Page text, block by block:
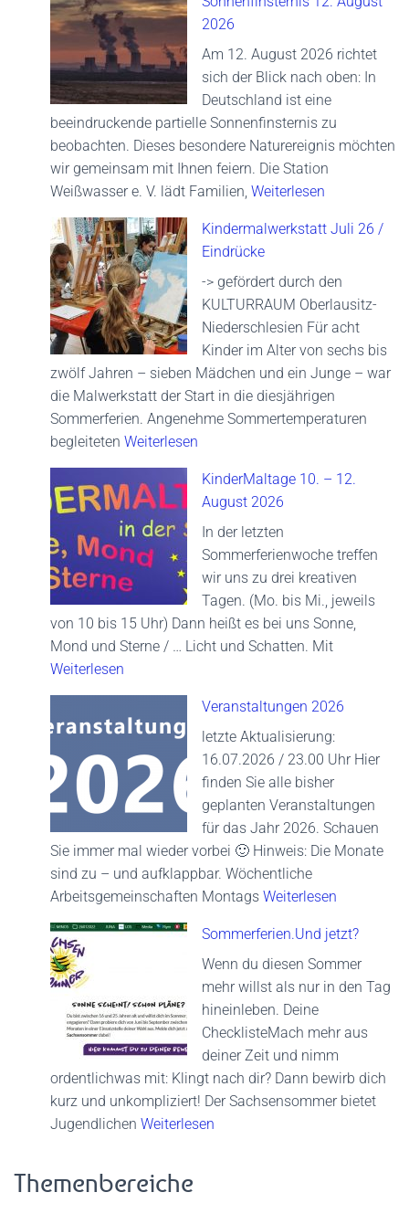
2026
Am 12. August 2026 richtet
sich der Blick nach oben: In
Deutschland ist eine
beeindruckende partielle Sonnenfinsternis zu
beobachten. Dieses besondere Naturereignis möchten
wir gemeinsam mit Ihnen feiern. Die Station
Weißwasser e. V. lädt Familien, Weiterlesen
Kindermalwerkstatt Juli 26 /
Eindrücke
-> gefördert durch den
KULTURRAUM Oberlausitz-
Niederschlesien Für acht
Kinder im Alter von sechs bis
zwölf Jahren – sieben Mädchen und ein Junge – war
die Malwerkstatt der Start in die diesjährigen
Sommerferien. Angenehme Sommertemperaturen
begleiteten Weiterlesen
KinderMaltage 10. – 12.
August 2026
In der letzten
Sommerferienwoche treffen
wir uns zu drei kreativen
Tagen. (Mo. bis Mi., jeweils
von 10 bis 15 Uhr) Dann heißt es bei uns Sonne,
Mond und Sterne / … Licht und Schatten. Mit
Weiterlesen
Veranstaltungen 2026
letzte Aktualisierung:
16.07.2026 / 23.00 Uhr Hier
finden Sie alle bisher
geplanten Veranstaltungen
für das Jahr 2026. Schauen
Sie immer mal wieder vorbei 🙂 Hinweis: Die Monate
sind zu – und aufklappbar. Wöchentliche
Arbeitsgemeinschaften Montags Weiterlesen
Sommerferien.Und jetzt?
Wenn du diesen Sommer
mehr willst als nur in den Tag
hineinleben. Deine
ChecklisteMach mehr aus
deiner Zeit und nimm
ordentlichwas mit: Klingt nach dir? Dann bewirb dich
kurz und unkompliziert! Der Sachsensommer bietet
Jugendlichen Weiterlesen
Themenbereiche